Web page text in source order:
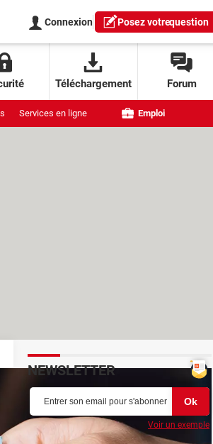
Connexion Posez votrequestion
Téléchargement Forum
Services en ligne Emploi
NEWSLETTER
Voir un exemple